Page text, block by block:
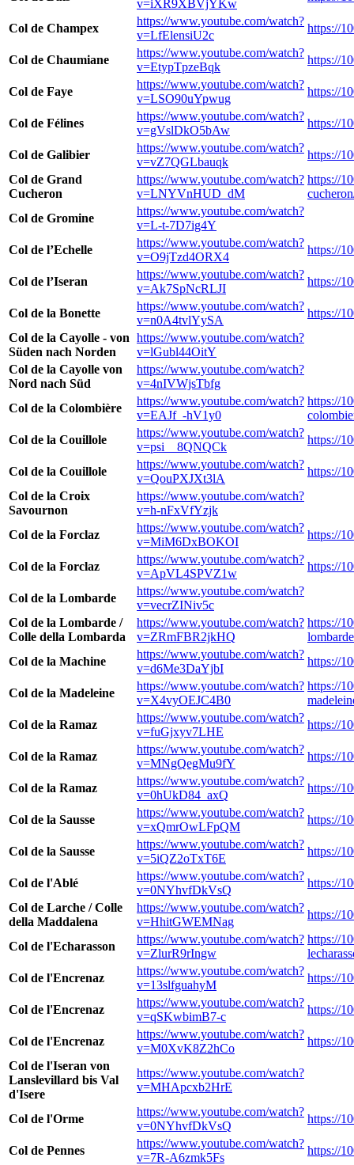
v=iXR9XBVjYKw
Col de Champex
https://www.youtube.com/watch?
v=LfElensiU2c
https://
Col de Chaumiane
https://www.youtube.com/watch?
v=EtypTpzeBqk
https://
Col de Faye
https://www.youtube.com/watch?
v=LSO90uYpwug
https://
Col de Félines
https://www.youtube.com/watch?
v=gVslDkO5bAw
https://
Col de Galibier
https://www.youtube.com/watch?
v=vZ7QGLbauqk
https://
Col de Grand
Cucheron
https://www.youtube.com/watch?
v=LNYVnHUD_dM
https://
Col de Gromine
https://www.youtube.com/watch?
v=L-t-7D7ig4Y
Col de l’Echelle
https://www.youtube.com/watch?
v=O9jTzd4ORX4
https://
Col de l’Iseran
https://www.youtube.com/watch?
v=Ak7SpNcRLJI
https://
Col de la Bonette
https://www.youtube.com/watch?
v=n0A4tvlYySA
https://
Col de la Cayolle - von
Süden nach Norden
https://www.youtube.com/watch?
v=lGubl44OitY
Col de la Cayolle von
Nord nach Süd
https://www.youtube.com/watch?
v=4nIVWjsTbfg
Col de la Colombière
https://www.youtube.com/watch?
v=EAJf_-hV1y0
https://
Col de la Couillole
https://www.youtube.com/watch?
v=psi__8QNQCk
https://
Col de la Couillole
https://www.youtube.com/watch?
v=QouPXJXt3lA
https://
Col de la Croix
Savournon
https://www.youtube.com/watch?
v=h-nFxVfYzjk
Col de la Forclaz
https://www.youtube.com/watch?
v=MiM6DxBOKOI
https://
Col de la Forclaz
https://www.youtube.com/watch?
v=ApVL4SPVZ1w
https://
Col de la Lombarde
https://www.youtube.com/watch?
v=vecrZINiv5c
Col de la Lombarde /
Colle della Lombarda
https://www.youtube.com/watch?
v=ZRmFBR2jkHQ
https://
Col de la Machine
https://www.youtube.com/watch?
v=d6Me3DaYjbI
https://
Col de la Madeleine
https://www.youtube.com/watch?
v=X4vyOEJC4B0
https://
Col de la Ramaz
https://www.youtube.com/watch?
v=fuGjxyv7LHE
https://
Col de la Ramaz
https://www.youtube.com/watch?
v=MNgQegMu9fY
https://
Col de la Ramaz
https://www.youtube.com/watch?
v=0hUkD84_axQ
https://
Col de la Sausse
https://www.youtube.com/watch?
v=xQmrOwLFpQM
https://
Col de la Sausse
https://www.youtube.com/watch?
v=5iQZ2oTxT6E
https://
Col de l'Ablé
https://www.youtube.com/watch?
v=0NYhvfDkVsQ
https://
Col de Larche / Colle
della Maddalena
https://www.youtube.com/watch?
v=HhitGWEMNag
https://
Col de l'Echarasson
https://www.youtube.com/watch?
v=ZlurR9rIngw
https://
Col de l'Encrenaz
https://www.youtube.com/watch?
v=13slfguahyM
https://
Col de l'Encrenaz
https://www.youtube.com/watch?
v=qSKwbimB7-c
https://
Col de l'Encrenaz
https://www.youtube.com/watch?
v=M0XvK8Z2hCo
https://
Col de l'Iseran von
Lanslevillard bis Val
d'Isere
https://www.youtube.com/watch?
v=MHApcxb2HrE
Col de l'Orme
https://www.youtube.com/watch?
v=0NYhvfDkVsQ
https://
Col de Pennes
https://www.youtube.com/watch?
v=7R-A6zmk5Fs
https://